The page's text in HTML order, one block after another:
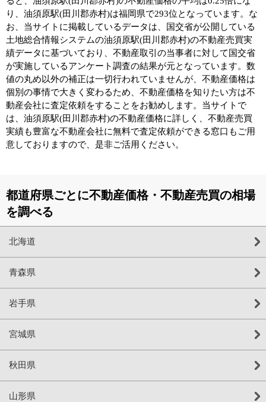
り、油須原駅(田川郡赤村)は福岡県で293位となっています。な
お、当サイトに掲載しているデータは、国交省が公開している
土地総合情報システムの油須原駅(田川郡赤村)の不動産売買実
績データに基づいており、不動産取引の当事者に対して国交省
が実施しているアンケート調査の結果が元となっています。数
値の丸め以外の補正は一切行われていませんが、不動産価格は
個別の事情で大きく変わるため、不動産価格を知りたい方は不
動産会社に査定依頼をすることをお勧めします。当サイトで
は、油須原駅(田川郡赤村)の不動産価格に詳しく、不動産売買
実績も豊富な不動産会社に無料で査定依頼ができる窓口もご用
意しておりますので、是非ご活用ください。
都道府県ごとに不動産価格・不動産売買の相場
を調べる
北海道
青森県
岩手県
宮城県
秋田県
山形県